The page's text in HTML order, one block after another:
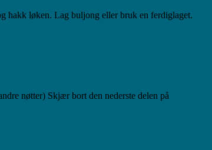
hakk løken. Lag buljong eller bruk en ferdiglaget.
nøtter) Skjær bort den nederste delen på